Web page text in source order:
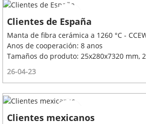
Clientes de España
Manta de fibra cerámica a 1260 °C -
Anos de cooperación: 8 anos
Tamaños do produto: 25x280x7320 mm,
26-04-23
Clientes mexicanos